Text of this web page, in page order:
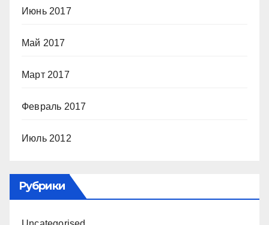
Июнь 2017
Май 2017
Март 2017
Февраль 2017
Июль 2012
Рубрики